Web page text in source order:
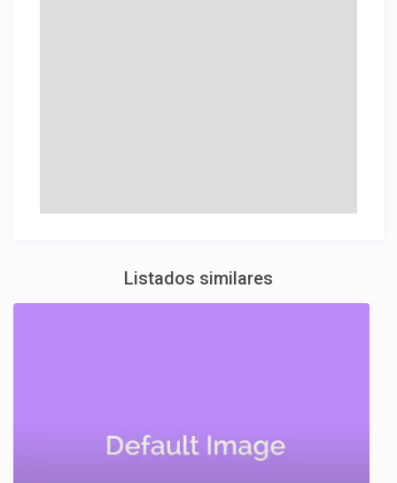
Listados similares